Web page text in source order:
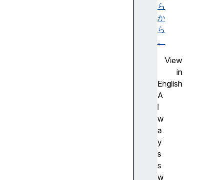
ら
か
ら
。
View
in
English
A
l
w
a
y
s
s
w